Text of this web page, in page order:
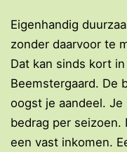
Eigenhandig
zonder daarvoor te
Dat kan sinds kort
Beemstergaard. De
oogst je aandeel.
bedrag per seizoen.
een vast inkomen.